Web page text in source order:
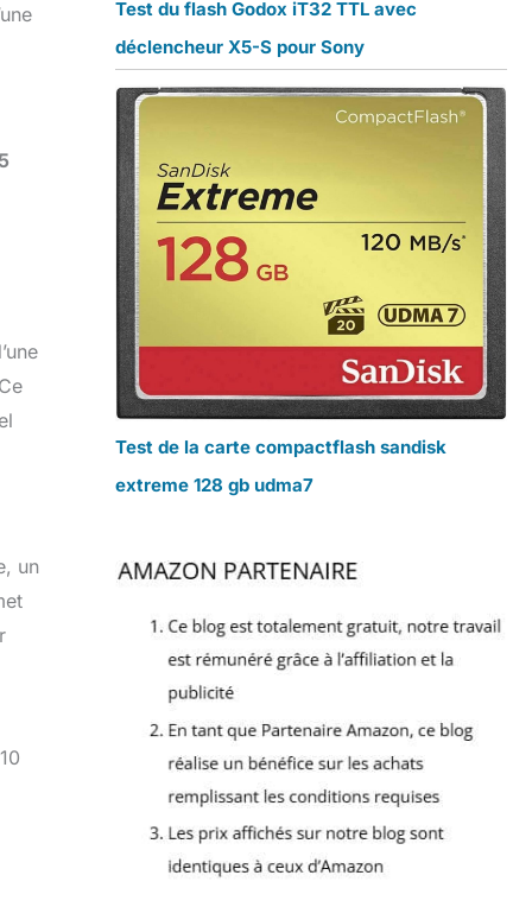
un
Test du flash Godox iT32 TTL avec
déclencheur X5-S pour Sony
Test de la carte compactflash sandisk
extreme 128 gb udma7